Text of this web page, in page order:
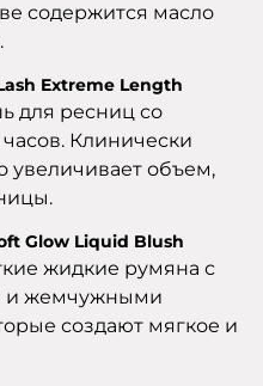
содержится масло
Extreme Length
для ресниц со
Клинически
увеличивает объем,
Glow Liquid Blush
жидкие румяна с
и жемчужными
создают мягкое и